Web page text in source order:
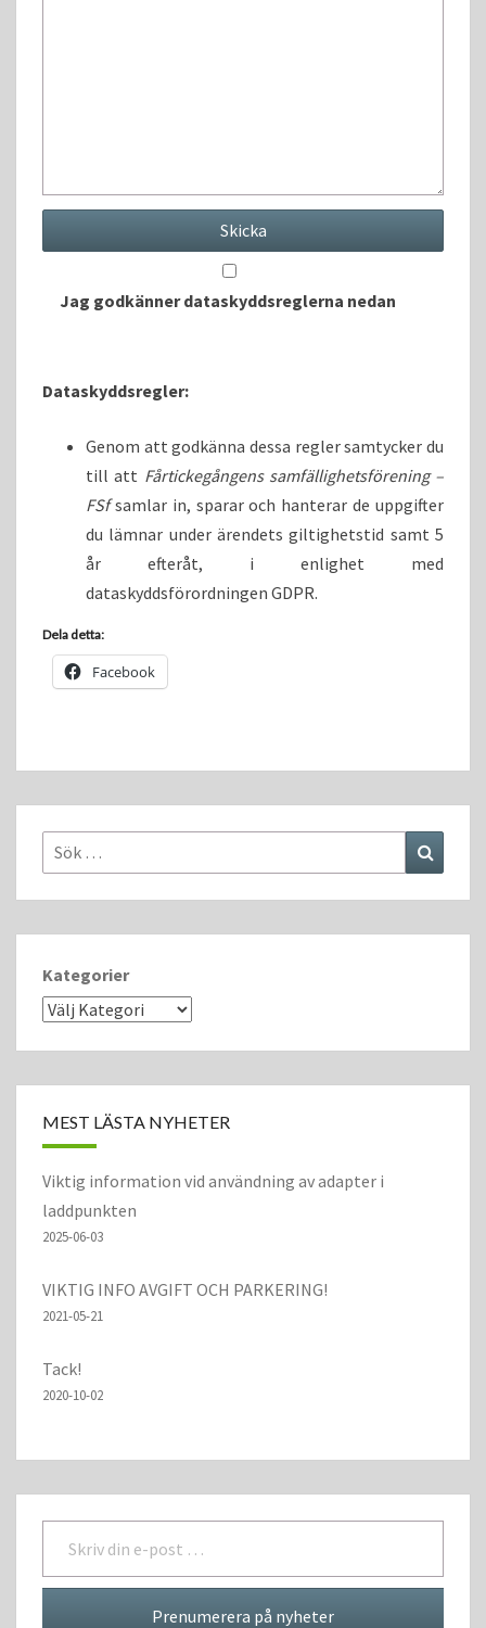
Jag godkänner dataskyddsreglerna nedan
Dataskyddsregler:
Genom att godkänna dessa regler samtycker du
till att Fårtickegångens samfällighetsförening –
FSfsamlar in, sparar och hanterar de uppgifter
du lämnar under ärendets giltighetstid samt 5
år efteråt, i enlighet med
dataskyddsförordningen GDPR.
Dela detta:
Facebook
Sök
efter:
Kategorier
MEST LÄSTA NYHETER
Viktig information vid användning av adapter i
laddpunkten
2025-06-03
VIKTIG INFO AVGIFT OCH PARKERING!
2021-05-21
Tack!
2020-10-02
Skriv din e-post …
Prenumerera på nyheter